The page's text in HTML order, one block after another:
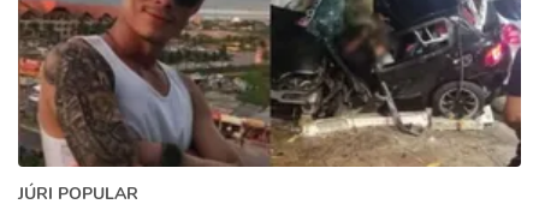
JÚRI POPULAR